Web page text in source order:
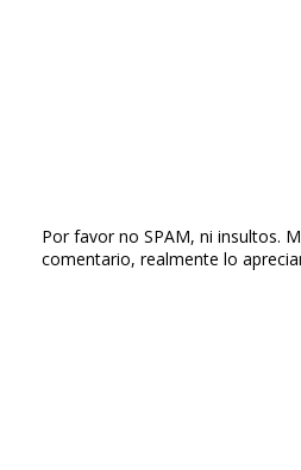
Por favor no SPAM, ni insultos.
comentario, realmente lo